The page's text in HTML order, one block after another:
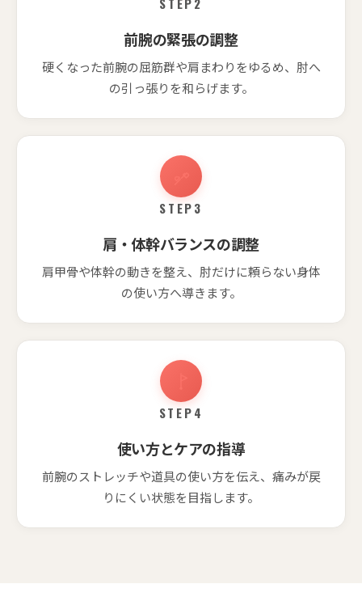
前腕の緊張の調整
硬くなった前腕の屈筋群や肩まわりをゆるめ、肘へ
の引っ張りを和らげます。
STEP3
肩・体幹バランスの調整
肩甲骨や体幹の動きを整え、肘だけに頼らない身体
の使い方へ導きます。
STEP4
使い方とケアの指導
前腕のストレッチや道具の使い方を伝え、痛みが戻
りにくい状態を目指します。